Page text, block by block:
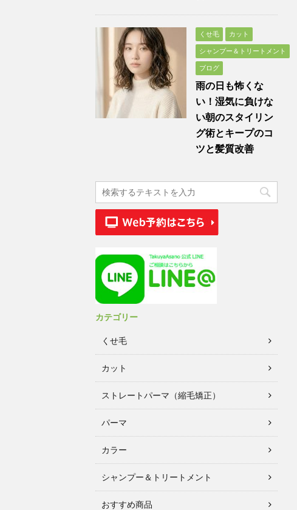
くせ毛 カット
シャンプー＆トリートメント
ブログ
雨の日も怖くな
い！湿気に負けな
い朝のスタイリン
グ術とキープのコ
ツと髪質改善
カテゴリー
くせ毛
カット
ストレートパーマ（縮毛矯正）
パーマ
カラー
シャンプー＆トリートメント
おすすめ商品